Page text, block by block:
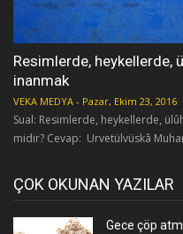
Resimlerde, heykellerde,
inanmak
VEKA MEDYA - Pazar, Ekim 23, 2016
Sual: Resimlerde, heykellerde,
midir? Cevap: Urvetülvüskâ
ÇOK OKUNAN YAZILAR
Gece çöp